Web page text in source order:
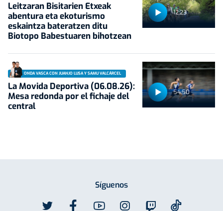
12:23
Leitzaran Bisitarien Etxeak
abentura eta ekoturismo
eskaintza bateratzen ditu
Biotopo Babestuaren bihotzean
54:50
ONDA VASCA CON JUANJO LUSA Y SAMU VALCÁRCEL
La Movida Deportiva (06.08.26):
Mesa redonda por el fichaje del
central
Síguenos